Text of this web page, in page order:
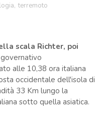
, terremoto
scala Richter, poi
alle 10,38 ora italiana
occidentale dell'isola di
33 Km lungo la
sotto quella asiatica.